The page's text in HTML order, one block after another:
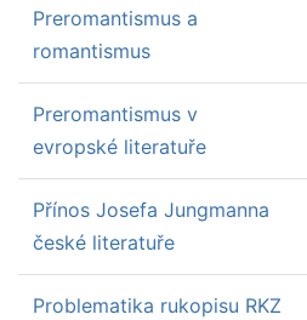
Preromantismus a
romantismus
Preromantismus v
evropské literatuře
Přínos Josefa Jungmanna
české literatuře
Problematika rukopisu RKZ